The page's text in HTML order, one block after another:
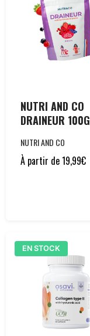
NUTRI AND CO
DRAINEUR 100G
NUTRI AND CO
À partir de19,99€
EN STOCK